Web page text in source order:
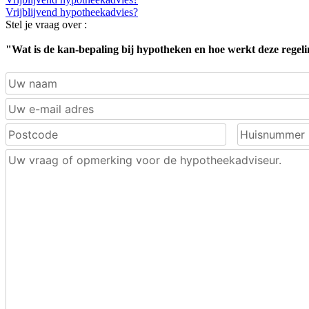
Vrijblijvend hypotheekadvies?
Stel je vraag over :
"Wat is de kan-bepaling bij hypotheken en hoe werkt deze